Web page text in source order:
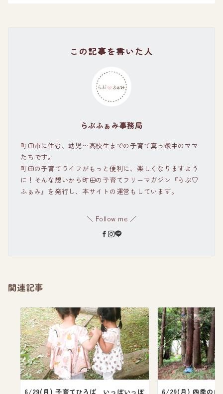
この記事を書いた人
らぶふぁみ事務局
町田市に住む、幼児〜高校生までの子育て真っ最中のママ
たちです。
町田の子育てライフがもっと便利に、楽しくなりますよう
に！そんな想いから町田の子育てフリーマガジン『らぶ♡
ふぁみ』を発行し、本サイトの運営もしています。
＼ Follow me ／
関連記事
6/29(月) 子育てひろば いっぽいっぽ 6/29(月) 四季の丘